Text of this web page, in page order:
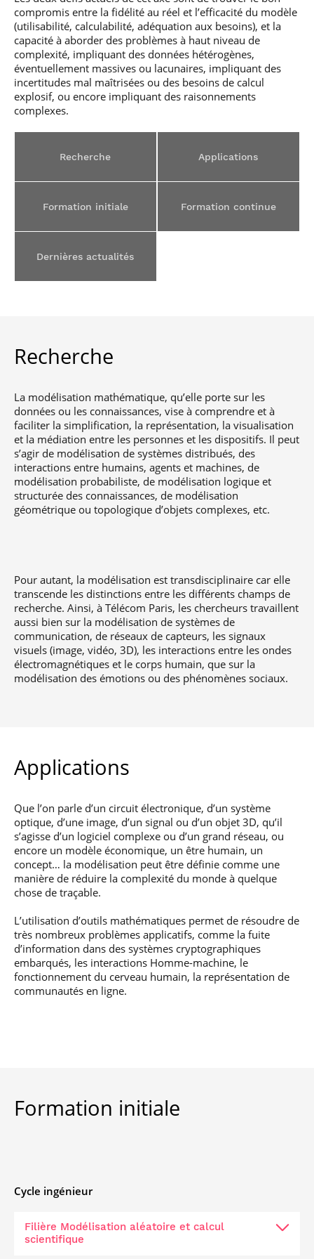
S’engager à Télécom
Paris
Numérique
responsable : nos
élèves impliqués
Parcours Numérique
Responsable
Enquête 1er emploi
Corps des Mines
Parcours Talents : un
Double Diplôme
donnant accès aux
Corps techniques de
l’État
Artificielle en
alternance
(admissions closes)
Expert
cybersécurité des
réseaux et des
systèmes
d’information
Intelligence
Data & MLops
Intelligence
multimodale et
Je suis élève en
situation de
handicap, comment
faire ?
Vous êtes admis,
préparez votre
arrivée
solutions Mastère
Spécialisé
contacts
professionnel
• Journaliste
• Diplômé
• Créateur d’entreprise
compromis entre la fidélité au réel et l’efficacité du modèle
(utilisabilité, calculabilité, adéquation aux besoins), et la
capacité à aborder des problèmes à haut niveau de
complexité, impliquant des données hétérogènes,
éventuellement massives ou lacunaires, impliquant des
incertitudes mal maîtrisées ou des besoins de calcul
explosif, ou encore impliquant des raisonnements
complexes.
Recherche Applications
Formation initiale Formation continue
Dernières actualités
Recherche
La modélisation mathématique, qu’elle porte sur les
données ou les connaissances, vise à comprendre et à
faciliter la simplification, la représentation, la visualisation
et la médiation entre les personnes et les dispositifs. Il peut
s’agir de modélisation de systèmes distribués, des
interactions entre humains, agents et machines, de
modélisation probabiliste, de modélisation logique et
structurée des connaissances, de modélisation
géométrique ou topologique d’objets complexes, etc.
Pour autant, la modélisation est transdisciplinaire car elle
transcende les distinctions entre les différents champs de
recherche. Ainsi, à Télécom Paris, les chercheurs travaillent
aussi bien sur la modélisation de systèmes de
communication, de réseaux de capteurs, les signaux
visuels (image, vidéo, 3D), les interactions entre les ondes
électromagnétiques et le corps humain, que sur la
modélisation des émotions ou des phénomènes sociaux.
Applications
Que l’on parle d’un circuit électronique, d’un système
optique, d’une image, d’un signal ou d’un objet 3D, qu’il
s’agisse d’un logiciel complexe ou d’un grand réseau, ou
encore un modèle économique, un être humain, un
concept… la modélisation peut être définie comme une
manière de réduire la complexité du monde à quelque
chose de traçable.
L’utilisation d’outils mathématiques permet de résoudre de
très nombreux problèmes applicatifs, comme la fuite
d’information dans des systèmes cryptographiques
embarqués, les interactions Homme-machine, le
fonctionnement du cerveau humain, la représentation de
communautés en ligne.
Formation initiale
Cycle ingénieur
Filière Modélisation aléatoire et calcul
scientifique